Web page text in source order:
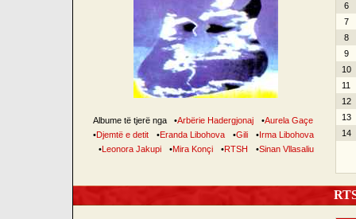
Albume të tjerë nga •Arbërie Hadergjonaj •Aurela Gaçe
•Djemtë e detit •Eranda Libohova •Gili •Irma Libohova
•Leonora Jakupi •Mira Konçi •RTSH •Sinan Vllasaliu
6
7
8
9
10
11
12
13
14